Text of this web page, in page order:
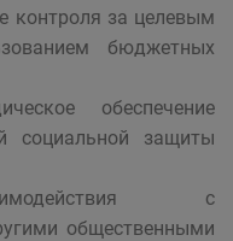
контроля за целевым
бюджетных
обеспечение
социальной защиты
с
общественными